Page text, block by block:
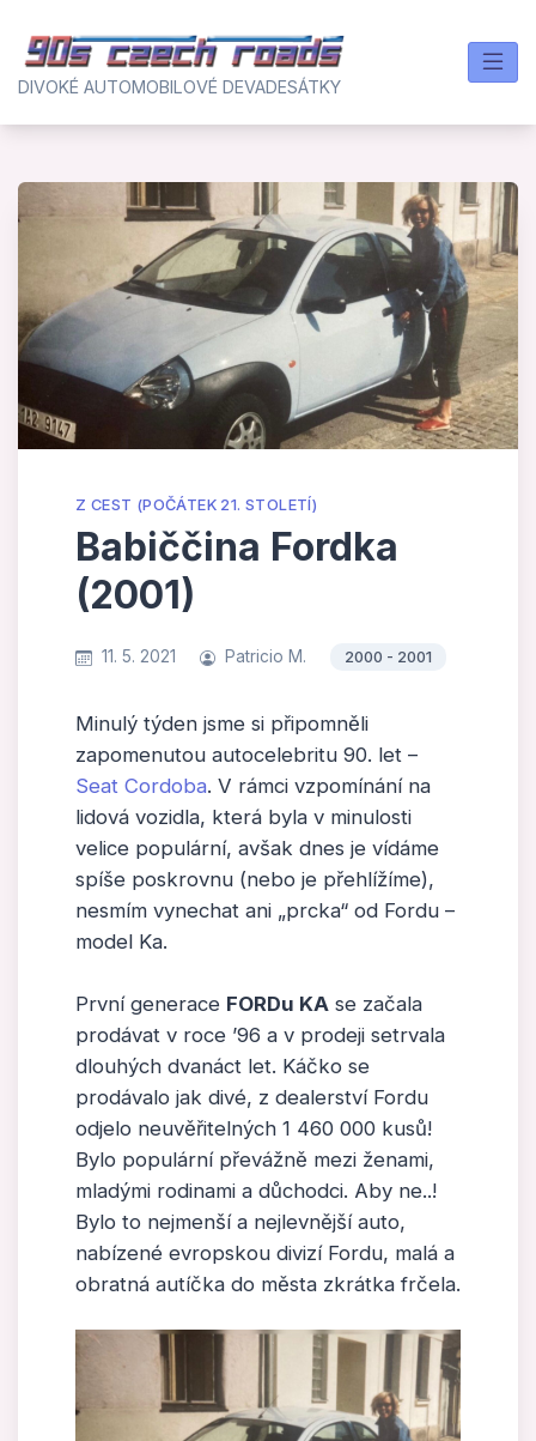
content
DIVOKÉ AUTOMOBILOVÉ DEVADESÁTKY
Z CEST (POČÁTEK 21. STOLETÍ)
Babiččina Fordka
(2001)
11. 5. 2021 Patricio M. 2000 - 2001
Minulý týden jsme si připomněli
zapomenutou autocelebritu 90. let –
Seat Cordoba. V rámci vzpomínání na
lidová vozidla, která byla v minulosti
velice populární, avšak dnes je vídáme
spíše poskrovnu (nebo je přehlížíme),
nesmím vynechat ani „prcka“ od Fordu –
model Ka.
První generace FORDu KA se začala
prodávat v roce ’96 a v prodeji setrvala
dlouhých dvanáct let. Káčko se
prodávalo jak divé, z dealerství Fordu
odjelo neuvěřitelných 1 460 000 kusů!
Bylo populární převážně mezi ženami,
mladými rodinami a důchodci. Aby ne..!
Bylo to nejmenší a nejlevnější auto,
nabízené evropskou divizí Fordu, malá a
obratná autíčka do města zkrátka frčela.